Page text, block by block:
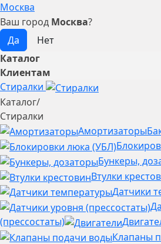
Москва
Ваш город Москва?
Каталог
Клиентам
Стиралки
Каталог/
Стиралки
Амортизаторы
Бункеры,
Втулки
Датчики
(прессостаты)
Клапаны